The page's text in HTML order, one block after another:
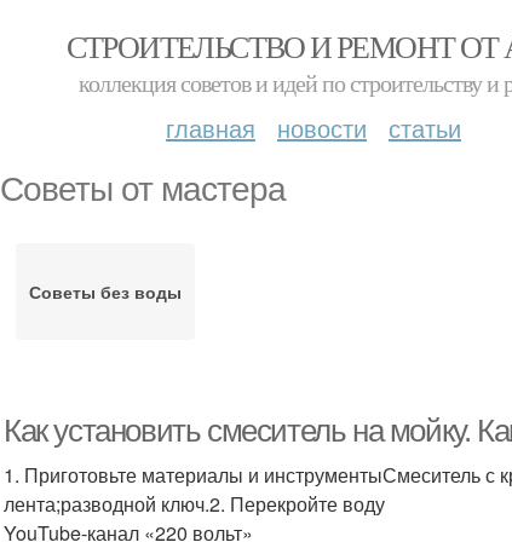
СТРОИТЕЛЬСТВО И РЕМОНТ ОТ
коллекция советов и идей по строительству и
главная новости статьи
Советы от мастера
Советы без воды
Как установить смеситель на мойку.
1. Приготовьте материалы и инструментыСмеситель с
лента;разводной ключ.2. Перекройте воду
YouTube‑канал «220 вольт»